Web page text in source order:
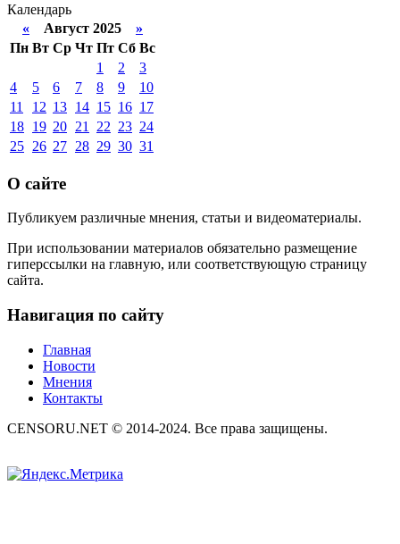
Календарь
« Август 2025 »
Пн Вт Ср Чт Пт Сб Вс
1
2
3
4
5 6 7 8 9
10
11
12 13 14 15 16 17
18 19 20 21 22 23 24
25 26 27 28 29 30 31
О сайте
Публикуем различные мнения, статьи и видеоматериалы.
При использовании материалов обязательно размещение
гиперссылки на главную, или соответствующую страницу
сайта.
Навигация по сайту
Главная
Новости
Мнения
Контакты
CENSORU.NET © 2014-2024. Все права защищены.